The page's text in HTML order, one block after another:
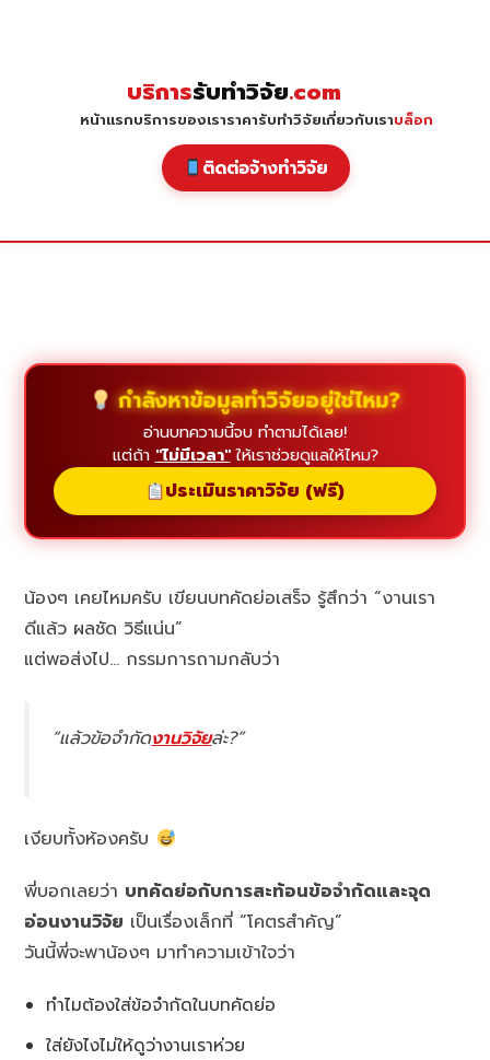
บริการรับทำวิจัย.com
หน้าแรกบริการของเราราคารับทำวิจัยเกี่ยวกับเราบล็อก
ติดต่อจ้างทำวิจัย
กำลังหาข้อมูลทำวิจัยอยู่ใช่ไหม?
อ่านบทความนี้จบ ทำตามได้เลย!
แต่ถ้า "ไม่มีเวลา"ให้เราช่วยดูแลให้ไหม?
ประเมินราคาวิจัย (ฟรี)
น้องๆ เคยไหมครับ เขียนบทคัดย่อเสร็จ รู้สึกว่า “งานเรา
ดีแล้ว ผลชัด วิธีแน่น”
แต่พอส่งไป… กรรมการถามกลับว่า
“แล้วข้อจำกัดงานวิจัยล่ะ?”
เงียบทั้งห้องครับ
พี่บอกเลยว่า บทคัดย่อกับการสะท้อนข้อจำกัดและจุด
อ่อนงานวิจัย เป็นเรื่องเล็กที่ “โคตรสำคัญ”
วันนี้พี่จะพาน้องๆ มาทำความเข้าใจว่า
ทำไมต้องใส่ข้อจำกัดในบทคัดย่อ
ใส่ยังไงไม่ให้ดูว่างานเราห่วย